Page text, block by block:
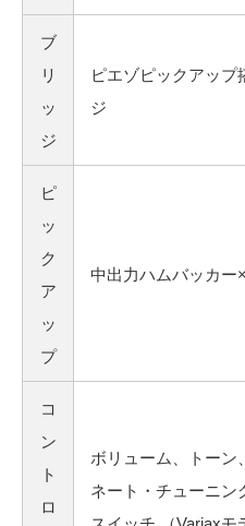
ブ
リ
ッ
ジ
ピエゾピックアップ
ジ
ピ
ッ
ク
ア
ッ
プ
中出力ハムバッカー
コ
ン
ト
ロ
ボリューム、トーン
ネート・チューニン